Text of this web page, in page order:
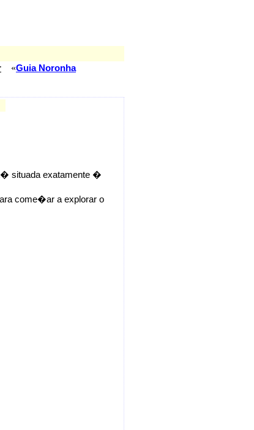
«Guia Noronha
situada exatamente �
come�ar a explorar o